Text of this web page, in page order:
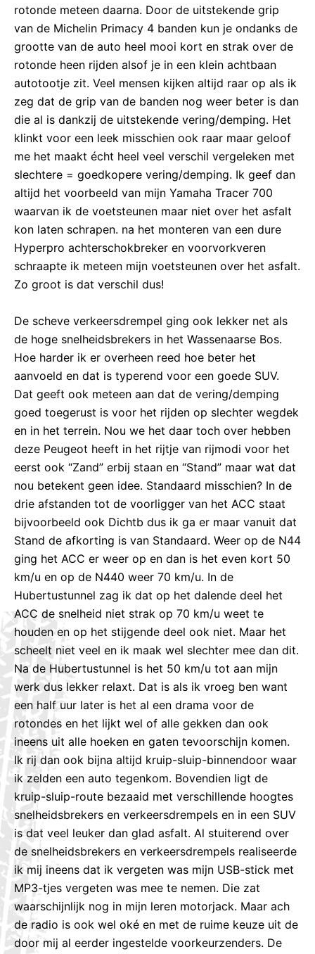
rotonde meteen daarna. Door de uitstekende grip
van de Michelin Primacy 4 banden kun je ondanks de
grootte van de auto heel mooi kort en strak over de
rotonde heen rijden alsof je in een klein achtbaan
autotootje zit. Veel mensen kijken altijd raar op als ik
zeg dat de grip van de banden nog weer beter is dan
die al is dankzij de uitstekende vering/demping. Het
klinkt voor een leek misschien ook raar maar geloof
me het maakt écht heel veel verschil vergeleken met
slechtere = goedkopere vering/demping. Ik geef dan
altijd het voorbeeld van mijn Yamaha Tracer 700
waarvan ik de voetsteunen maar niet over het asfalt
kon laten schrapen. na het monteren van een dure
Hyperpro achterschokbreker en voorvorkveren
schraapte ik meteen mijn voetsteunen over het asfalt.
Zo groot is dat verschil dus!
De scheve verkeersdrempel ging ook lekker net als
de hoge snelheidsbrekers in het Wassenaarse Bos.
Hoe harder ik er overheen reed hoe beter het
aanvoeld en dat is typerend voor een goede SUV.
Dat geeft ook meteen aan dat de vering/demping
goed toegerust is voor het rijden op slechter wegdek
en in het terrein. Nou we het daar toch over hebben
deze Peugeot heeft in het rijtje van rijmodi voor het
eerst ook “Zand” erbij staan en “Stand” maar wat dat
nou betekent geen idee. Standaard misschien? In de
drie afstanden tot de voorligger van het ACC staat
bijvoorbeeld ook Dichtb dus ik ga er maar vanuit dat
Stand de afkorting is van Standaard. Weer op de N44
ging het ACC er weer op en dan is het even kort 50
km/u en op de N440 weer 70 km/u. In de
Hubertustunnel zag ik dat op het dalende deel het
ACC de snelheid niet strak op 70 km/u weet te
houden en op het stijgende deel ook niet. Maar het
scheelt niet veel en ik maak wel slechter mee dan dit.
Na de Hubertustunnel is het 50 km/u tot aan mijn
werk dus lekker relaxt. Dat is als ik vroeg ben want
een half uur later is het al een drama voor de
rotondes en het lijkt wel of alle gekken dan ook
ineens uit alle hoeken en gaten tevoorschijn komen.
Ik rij dan ook bijna altijd kruip-sluip-binnendoor waar
ik zelden een auto tegenkom. Bovendien ligt de
kruip-sluip-route bezaaid met verschillende hoogtes
snelheidsbrekers en verkeersdrempels en in een SUV
is dat veel leuker dan glad asfalt. Al stuiterend over
de snelheidsbrekers en verkeersdrempels realiseerde
ik mij ineens dat ik vergeten was mijn USB-stick met
MP3-tjes vergeten was mee te nemen. Die zat
waarschijnlijk nog in mijn leren motorjack. Maar ach
de radio is ook wel oké en met de ruime keuze uit de
door mij al eerder ingestelde voorkeurzenders. De